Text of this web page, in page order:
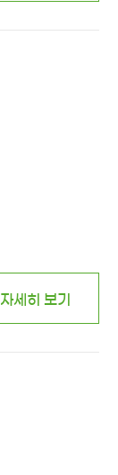
자세히 보기